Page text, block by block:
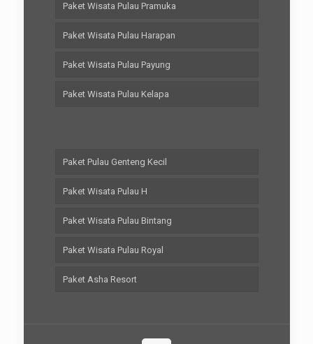
Paket Wisata Pulau Pramuka
Paket Wisata Pulau Harapan
Paket Wisata Pulau Payung
Paket Wisata Pulau Kelapa
Paket Pulau Genteng Kecil
Paket Wisata Pulau H
Paket Wisata Pulau Bintang
Paket Wisata Pulau Royal
Paket Asha Resort